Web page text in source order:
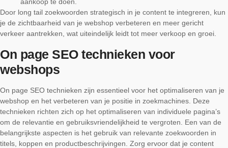
Door long tail zoekwoorden strategisch in je content te integreren, kun
je de zichtbaarheid van je webshop verbeteren en meer gericht
verkeer aantrekken, wat uiteindelijk leidt tot meer verkoop en groei.
On page SEO technieken voor
webshops
On page SEO technieken zijn essentieel voor het optimaliseren van je
webshop en het verbeteren van je positie in zoekmachines. Deze
technieken richten zich op het optimaliseren van individuele pagina’s
om de relevantie en gebruiksvriendelijkheid te vergroten. Een van de
belangrijkste aspecten is het gebruik van relevante zoekwoorden in
titels, koppen en productbeschrijvingen. Zorg ervoor dat je content